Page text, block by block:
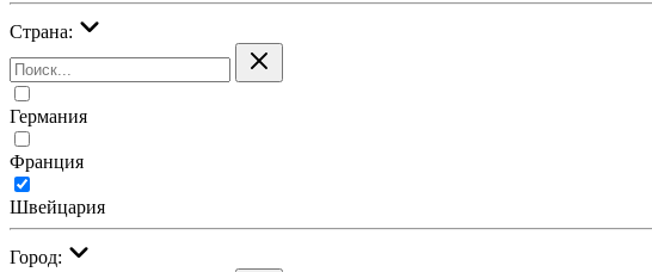
Страна:
Германия
Франция
Швейцария
Город: